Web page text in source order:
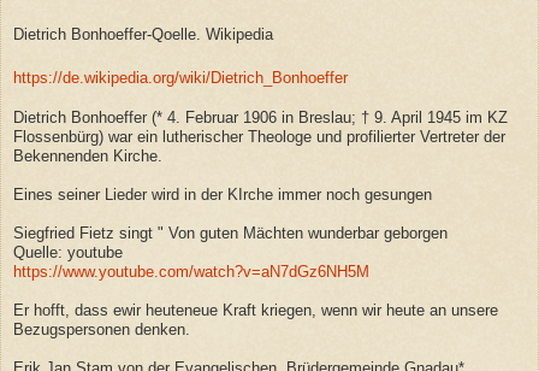
Dietrich Bonhoeffer-Qoelle. Wikipedia
https://de.wikipedia.org/wiki/Dietrich_Bonhoeffer
Dietrich Bonhoeffer (* 4. Februar 1906 in Breslau; † 9. April 1945 im KZ
Flossenbürg) war ein lutherischer Theologe und profilierter Vertreter der
Bekennenden Kirche.
Eines seiner Lieder wird in der KIrche immer noch gesungen
Siegfried Fietz singt " Von guten Mächten wunderbar geborgen
Quelle: youtube
https://www.youtube.com/watch?v=aN7dGz6NH5M
Er hofft, dass ewir heuteneue Kraft kriegen, wenn wir heute an unsere
Bezugspersonen denken.